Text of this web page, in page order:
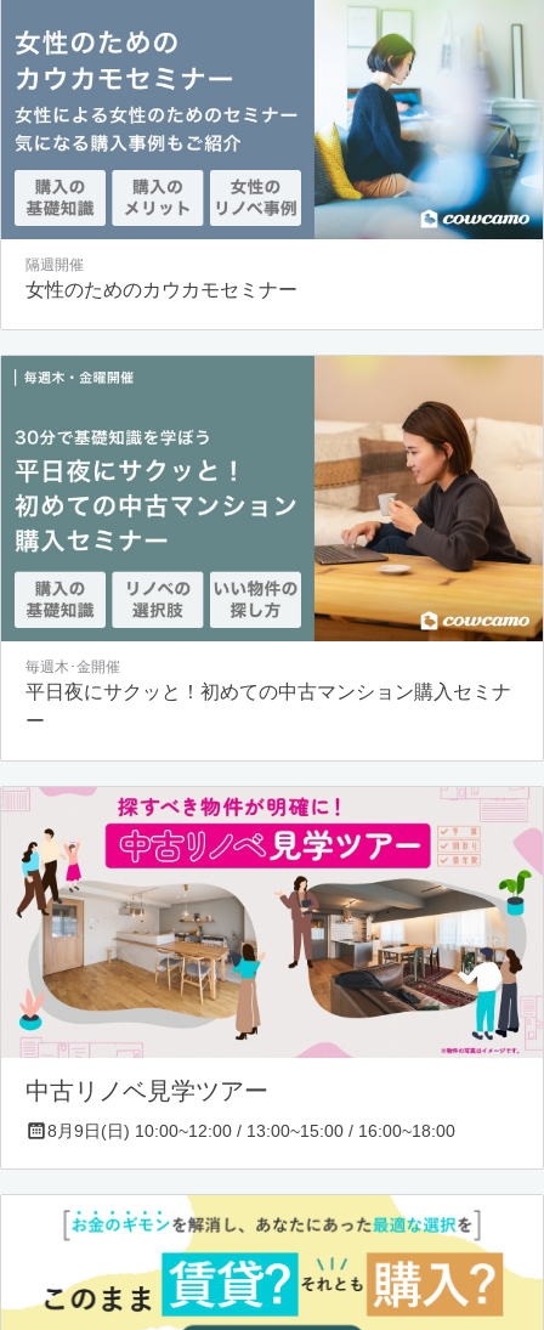
隔週開催
女性のためのカウカモセミナー
毎週木･金開催
平日夜にサクッと！初めての中古マンション購入セミナ
ー
中古リノベ見学ツアー
8月9日(日) 10:00~12:00 / 13:00~15:00 / 16:00~18:00